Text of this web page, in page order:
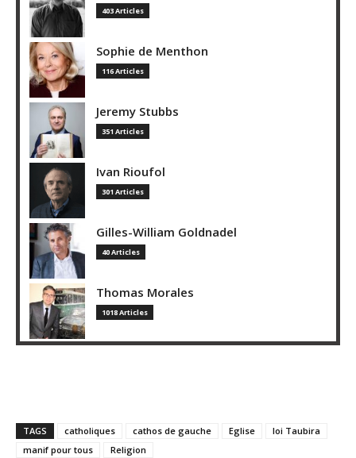
403 Articles
Sophie de Menthon
116 Articles
Jeremy Stubbs
351 Articles
Ivan Rioufol
301 Articles
Gilles-William Goldnadel
40 Articles
Thomas Morales
1018 Articles
TAGS catholiques cathos de gauche Eglise
loi Taubira
manif pour tous
Religion